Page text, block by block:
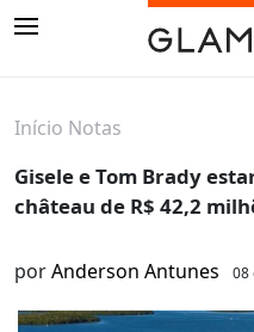
Início Notas
Gisele e Tom Brady
château de R$ 42,2
porAnderson Antunes 08